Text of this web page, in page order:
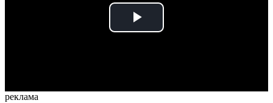
Play
реклама